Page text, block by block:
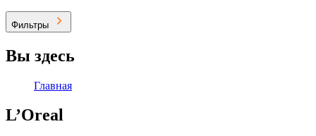
Фильтры
Вы здесь
Главная
L’Oreal